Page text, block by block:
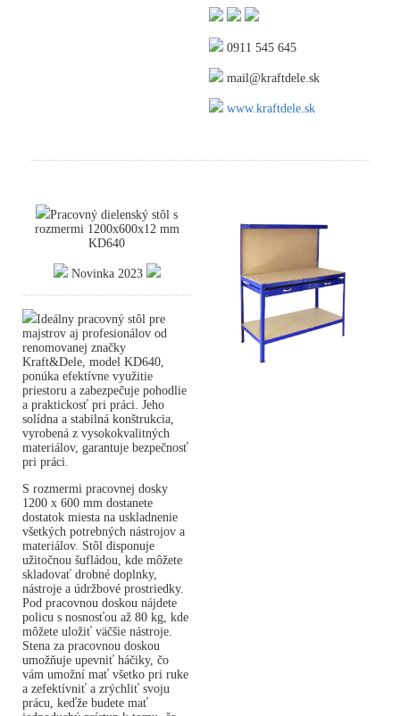
0911 545 645
mail@kraftdele.sk
www.kraftdele.sk
Pracovný dielenský stôl s
rozmermi 1200x600x12 mm
KD640
Novinka 2023
Ideálny pracovný stôl pre
majstrov aj profesionálov od
renomovanej značky
Kraft&Dele, model KD640,
ponúka efektívne využitie
priestoru a zabezpečuje pohodlie
a praktickosť pri práci. Jeho
solídna a stabilná konštrukcia,
vyrobená z vysokokvalitných
materiálov, garantuje bezpečnosť
pri práci.
S rozmermi pracovnej dosky
1200 x 600 mm dostanete
dostatok miesta na uskladnenie
všetkých potrebných nástrojov a
materiálov. Stôl disponuje
užitočnou šufládou, kde môžete
skladovať drobné doplnky,
nástroje a údržbové prostriedky.
Pod pracovnou doskou nájdete
policu s nosnosťou až 80 kg, kde
môžete uložiť väčšie nástroje.
Stena za pracovnou doskou
umožňuje upevniť háčiky, čo
vám umožní mať všetko pri ruke
a zefektívniť a zrýchliť svoju
prácu, keďže budete mať